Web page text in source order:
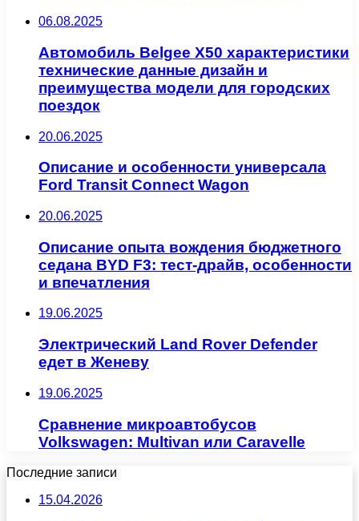
06.08.2025
Автомобиль Belgee X50 характеристики
технические данные дизайн и
преимущества модели для городских
поездок
20.06.2025
Описание и особенности универсала
Ford Transit Connect Wagon
20.06.2025
Описание опыта вождения бюджетного
седана BYD F3: тест-драйв, особенности
и впечатления
19.06.2025
Электрический Land Rover Defender
едет в Женеву
19.06.2025
Сравнение микроавтобусов
Volkswagen: Multivan или Caravelle
Последние записи
15.04.2026